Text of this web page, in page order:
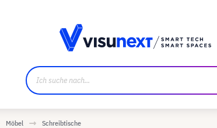
Möbel Schreibtische